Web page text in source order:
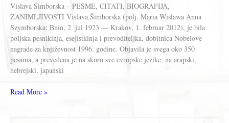
Vislava Šimborska – PESME, CITATI, BIOGRAFIJA,
ZANIMLJIVOSTI Vislava Šimborska (polj. Maria Wisława Anna
Szymborska; Bnin, 2. jul 1923 — Krakov, 1. februar 2012), je bila
poljska pesnikinja, esejistkinja i prevoditeljka, dobitnica Nobelove
nagrade za književnost 1996. godine. Objavila je svega oko 350
pesama, a prevedena je na skoro sve evropske jezike, na arapski,
hebrejski, japanski
Vislava
Read More »